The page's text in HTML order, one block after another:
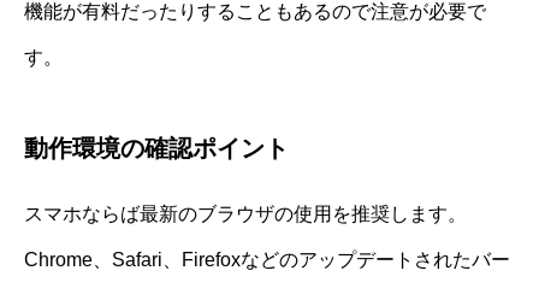
機能が有料だったりすることもあるので注意が必要で
す。
動作環境の確認ポイント
スマホならば最新のブラウザの使用を推奨します。
Chrome、Safari、Firefoxなどのアップデートされたバー